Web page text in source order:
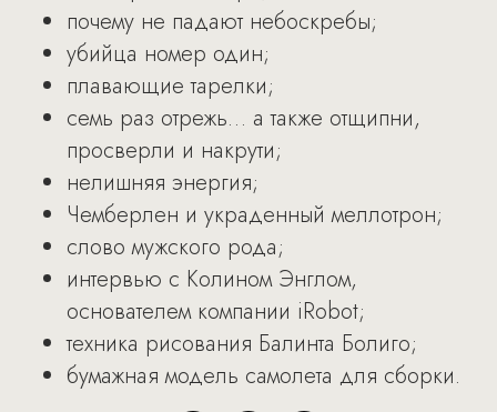
почему не падают небоскребы;
убийца номер один;
плавающие тарелки;
семь раз отрежь… а также отщипни,
просверли и накрути;
нелишняя энергия;
Чемберлен и украденный меллотрон;
слово мужского рода;
интервью c Колином Энглом,
основателем компании iRobot;
техника рисования Балинта Болиго;
бумажная модель самолета для сборки.